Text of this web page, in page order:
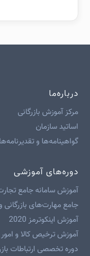
درباره‌ما
مرکز آموزش بازرگانی
اساتید سازمان
گواهینامه‌ها و تقدیرنامه‌ها
دوره‌های آموزشی
آموزش سامانه جامع
جامع مهارت‌های بازرگانی
آموزش اینکوترمز 2020
آموزش ترخیص کالا و
دوره تخصصی ارتباطات